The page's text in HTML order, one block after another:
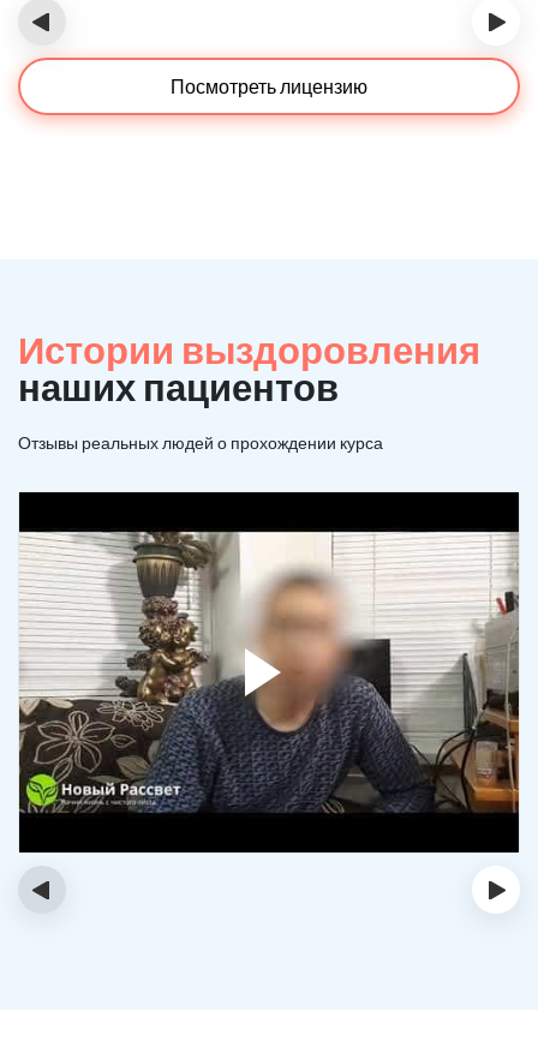
‹ ›
Посмотреть лицензию
Истории выздоровления
наших пациентов
Отзывы реальных людей о прохождении курса
‹ ›